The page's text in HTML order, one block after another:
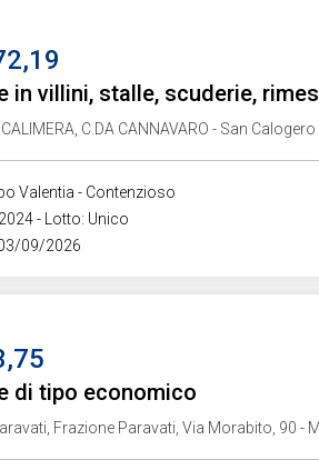
in villini, stalle, scuderie,
C.DA CANNAVARO - San
Valentia - Contenzioso
- Lotto: Unico
09/2026
di tipo economico
Frazione Paravati, Via Morabito, 90 -